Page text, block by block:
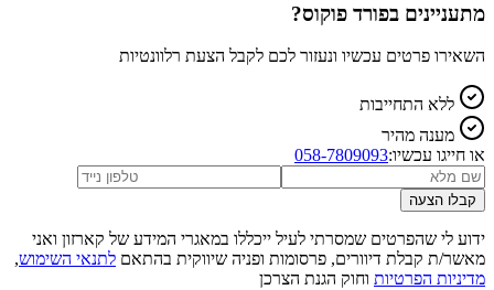
מתעניינים בפורד פוקוס?
השאירו פרטים עכשיו ונעזור לכם לקבל הצעת רלוונטיות
ללא התחייבות
מענה מהיר
או חייגו עכשיו:058-7809093
קבלו הצעה
ידוע לי שהפרטים שמסרתי לעיל ייכללו במאגרי המידע של קארזון ואני
מאשר/ת קבלת דיוורים, פרסומות ופניה שיווקית בהתאם לתנאי השימוש,
מדיניות הפרטיות וחוק הגנת הצרכן